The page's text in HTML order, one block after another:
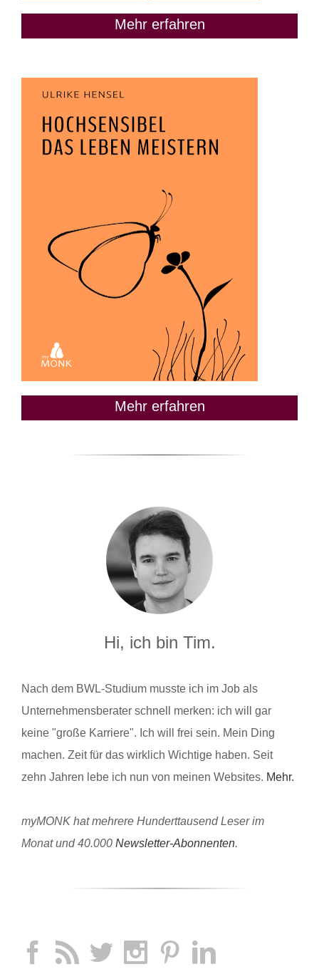
Mehr erfahren
Mehr erfahren
Hi, ich bin Tim.
Nach dem BWL-Studium musste ich im Job als
Unternehmensberater schnell merken: ich will gar
keine "große Karriere". Ich will frei sein. Mein Ding
machen. Zeit für das wirklich Wichtige haben. Seit
zehn Jahren lebe ich nun von meinen Websites. Mehr.
myMONK hat mehrere Hunderttausend Leser im
Monat und 40.000 Newsletter-Abonnenten.